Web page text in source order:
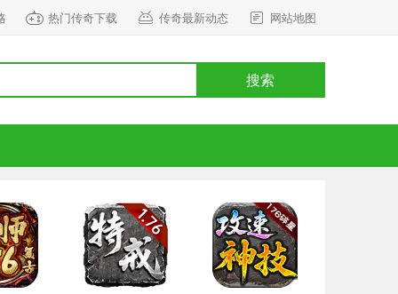
热门传奇下载 传奇最新动态 网站地图
搜索